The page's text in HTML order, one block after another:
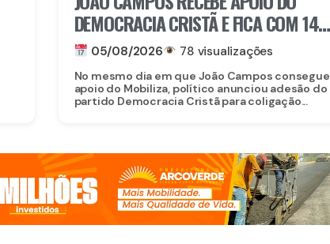
DEMOCRACIA CRISTÃ E FICA COM 14
PARTIDOS EM COLIGAÇÃO CONTRA
RAQUEL
05/08/2026 78 visualizações
No mesmo dia em que João Campos consegue
apoio do Mobiliza, político anunciou adesão do
partido Democracia Cristã para coligação...